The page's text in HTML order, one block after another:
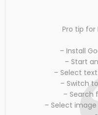
Pro tip for
– Install
– Start
– Select
– Switch
– Search
– Select